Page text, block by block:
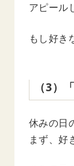
アピール
もし好き
（3）
休みの日
まず、好